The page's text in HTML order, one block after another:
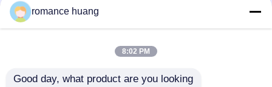
化粧品の空気のないびん
化粧品のクリーム色の瓶
romance huang
8:02 PM
Good day, what product are you looking